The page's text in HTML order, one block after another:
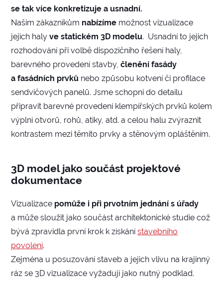
se tak více konkretizuje a usnadní.
Našim zákazníkům nabízíme možnost vizualizace
jejich haly ve statickém 3D modelu. Usnadní to jejich
rozhodování při volbě dispozičního řešení haly,
barevného provedení stavby, členění fasády
a fasádních prvků nebo způsobu kotvení či profilace
sendvičových panelů. Jsme schopni do detailu
připravit barevné provedení klempířských prvků kolem
výplní otvorů, rohů, atiky, atd. a celou halu zvýraznit
kontrastem mezi těmito prvky a stěnovým opláštěním.
3D model jako součást projektové
dokumentace
Vizualizace pomůže i při prvotním jednání s úřady
a může sloužit jako součást architektonické studie což
bývá zpravidla první krok k získání stavebního
povolení.
Zejména u posuzování staveb a jejich vlivu na krajinný
ráz se 3D vizualizace vyžadují jako nutný podklad.